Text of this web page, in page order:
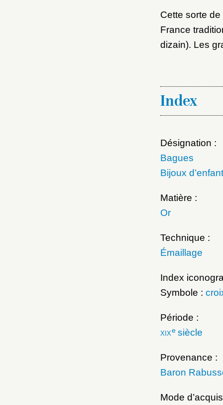
Cette sorte
France
dizain). Les
Index
Désignation :
Bagues
Bijoux d’enfant
Matière :
Or
Technique :
Émaillage
Index
Symbole :
Période :
xixesiècle
Provenance :
Baron
Mode